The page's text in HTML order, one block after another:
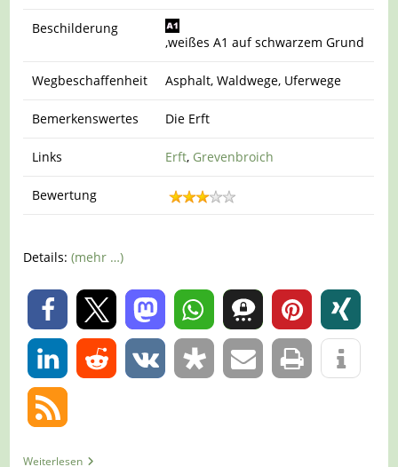
Beschilderung
,weißes A1 auf schwarzem Grund
Wegbeschaffenheit Asphalt, Waldwege, Uferwege
Bemerkenswertes Die Erft
Links Erft, Grevenbroich
Bewertung
Details:(mehr …)
0
0
WeiterlesenTour